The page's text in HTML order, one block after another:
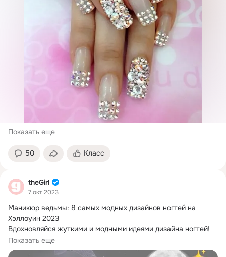
Показать еще
50 Класс
theGirl
7 окт 2023
Маникюр ведьмы: 8 самых модных дизайнов ногтей на
Хэллоуин 2023
Вдохновляйся жуткими и модными идеями дизайна ногтей!
👉
Показать еще